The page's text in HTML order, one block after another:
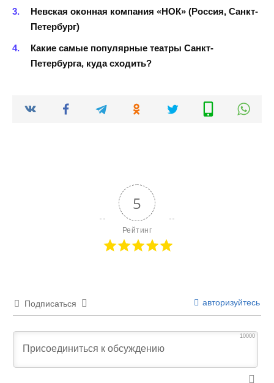
Невская оконная компания «НОК» (Россия, Санкт-
Петербург)
Какие самые популярные театры Санкт-
Петербурга, куда сходить?
5
Рейтинг
Подписаться авторизуйтесь
10000